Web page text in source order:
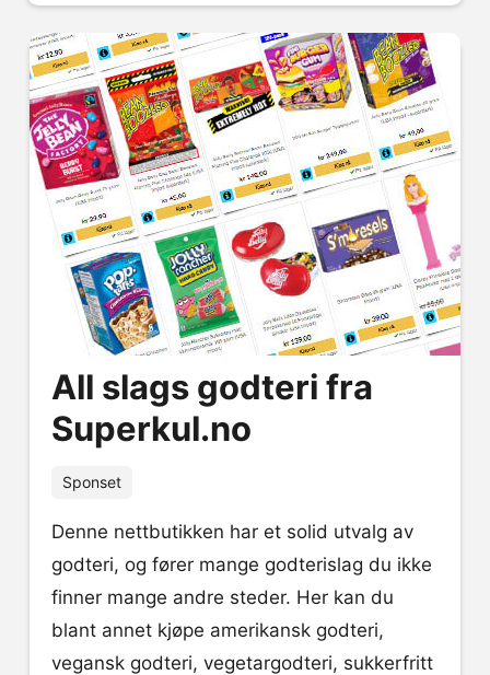
All slags godteri fra
Superkul.no
Sponset
Denne nettbutikken har et solid utvalg av
godteri, og fører mange godterislag du ikke
finner mange andre steder. Her kan du
blant annet kjøpe amerikansk godteri,
vegansk godteri, vegetargodteri, sukkerfritt